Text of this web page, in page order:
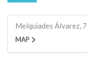
Melquiades Álvarez, 7
MAP